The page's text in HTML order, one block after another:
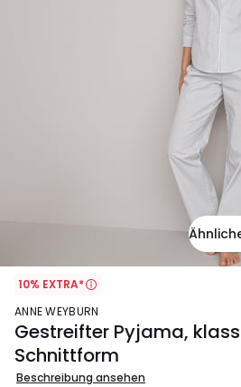
10% EXTRA*
ANNE WEYBURN
Gestreifter Pyjama,
Schnittform
Beschreibung ansehen